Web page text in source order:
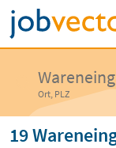
Ort, PLZ
19